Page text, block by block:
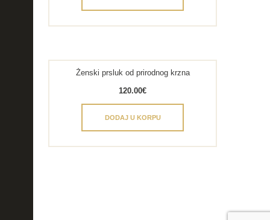
Ženski prsluk od prirodnog krzna
120.00€
DODAJ U KORPU